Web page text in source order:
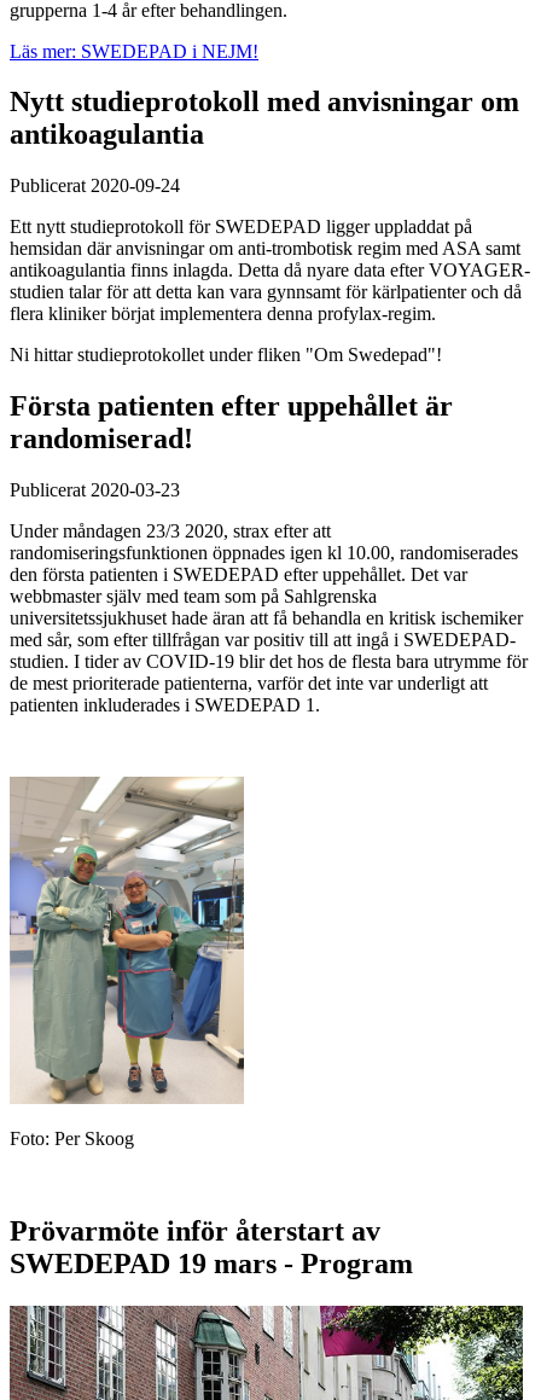
grupperna 1-4 år efter behandlingen.
Läs mer: SWEDEPAD i NEJM!
Nytt studieprotokoll med anvisningar om
antikoagulantia
Publicerat 2020-09-24
Ett nytt studieprotokoll för SWEDEPAD ligger uppladdat på
hemsidan där anvisningar om anti-trombotisk regim med ASA samt
antikoagulantia finns inlagda. Detta då nyare data efter VOYAGER-
studien talar för att detta kan vara gynnsamt för kärlpatienter och då
flera kliniker börjat implementera denna profylax-regim.
Ni hittar studieprotokollet under fliken "Om Swedepad"!
Första patienten efter uppehållet är
randomiserad!
Publicerat 2020-03-23
Under måndagen 23/3 2020, strax efter att
randomiseringsfunktionen öppnades igen kl 10.00, randomiserades
den första patienten i SWEDEPAD efter uppehållet. Det var
webbmaster själv med team som på Sahlgrenska
universitetssjukhuset hade äran att få behandla en kritisk ischemiker
med sår, som efter tillfrågan var positiv till att ingå i SWEDEPAD-
studien. I tider av COVID-19 blir det hos de flesta bara utrymme för
de mest prioriterade patienterna, varför det inte var underligt att
patienten inkluderades i SWEDEPAD 1.
Foto: Per Skoog
Prövarmöte inför återstart av
SWEDEPAD 19 mars - Program